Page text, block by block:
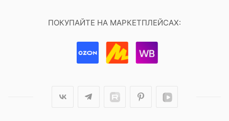
ПОКУПАЙТЕ НА МАРКЕТПЛЕЙСАХ: